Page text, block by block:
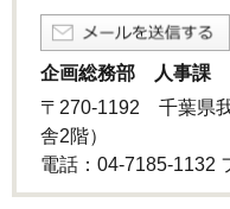
企画総務部 人事課
〒270-1192 千葉県
舎2階）
電話：04-7185-1132